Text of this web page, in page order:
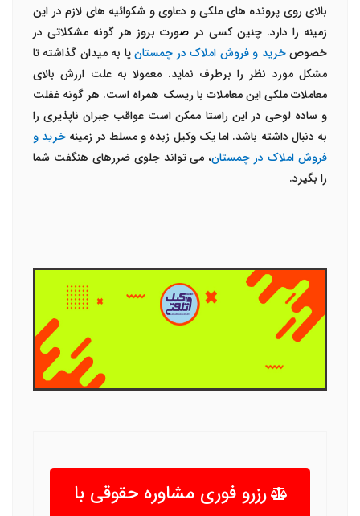
بالای روی پرونده های ملکی و دعاوی و شکوائیه های لازم در این
زمینه را دارد. چنین کسی در صورت بروز هر گونه مشکلاتی در
خصوصخرید و فروش املاک در چمستانپا به میدان گذاشته تا
مشکل مورد نظر را برطرف نماید. معمولا به علت ارزش بالای
معاملات ملکی این معاملات با ریسک همراه است. هر گونه غفلت
و ساده لوحی در این راستا ممکن است عواقب جبران ناپذیری را
به دنبال داشته باشد. اما یک وکیل زبده و مسلط در زمینه خرید و
فروش املاک در چمستان، می تواند جلوی ضررهای هنگفت شما
را بگیرد.
رزرو فوری مشاوره حقوقی با